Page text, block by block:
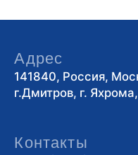
corp@volen.ru
По вопросам
сотрудничества
timoshin@volen.ru
info@volen.ru